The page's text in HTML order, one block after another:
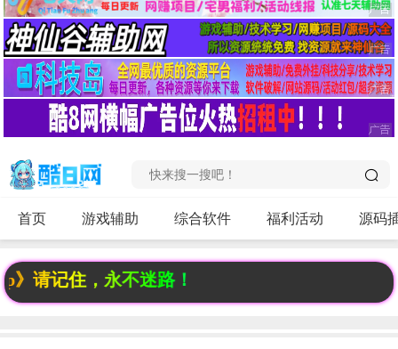
首页 游戏辅助 综合软件 福利活动 源码
请记住，永不迷路！